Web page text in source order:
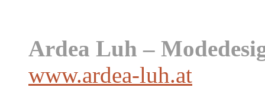
Ardea Luh –
www.ardea-luh.at